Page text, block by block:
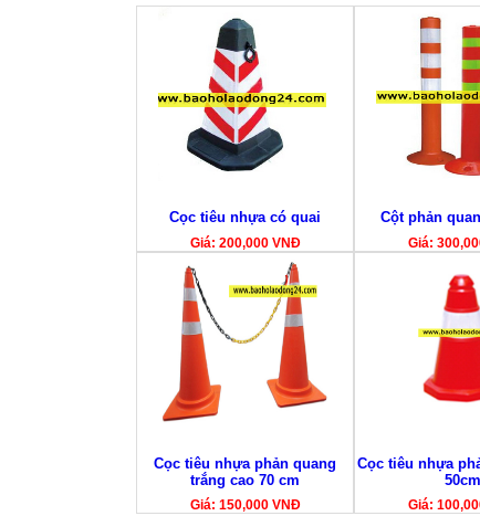
Cọc tiêu nhựa có quai
Giá: 200,000 VNĐ
Cột phản
Giá:
Cọc tiêu nhựa phản quang
trắng cao 70 cm
Giá: 150,000 VNĐ
Cọc tiêu nhựa
50cm
Giá: